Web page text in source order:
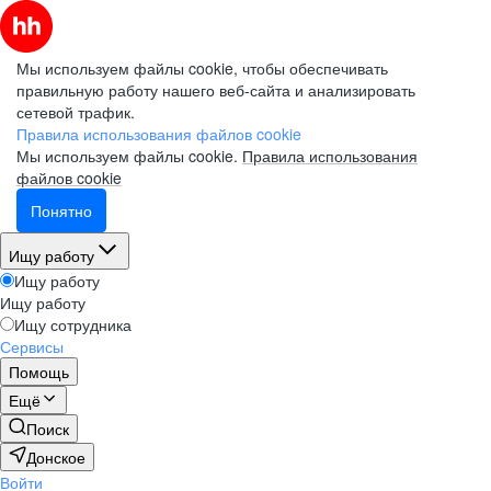
Мы используем файлы cookie, чтобы обеспечивать
правильную работу нашего веб-сайта и анализировать
сетевой трафик.
Правила использования файлов cookie
Мы используем файлы cookie. Правила использования
файлов cookie
Понятно
Ищу работу
Ищу работу
Ищу работу
Ищу сотрудника
Сервисы
Помощь
Ещё
Поиск
Донское
Войти